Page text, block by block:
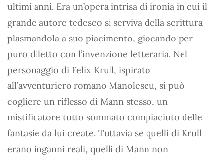
ultimi anni. Era un’opera intrisa di ironia in cui il
grande autore tedesco si serviva della scrittura
plasmandola a suo piacimento, giocando per
puro diletto con l’invenzione letteraria. Nel
personaggio di Felix Krull, ispirato
all’avventuriero romano Manolescu, si può
cogliere un riflesso di Mann stesso, un
mistificatore tutto sommato compiaciuto delle
fantasie da lui create. Tuttavia se quelli di Krull
erano inganni reali, quelli di Mann non